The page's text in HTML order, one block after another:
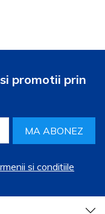
promotii prin
MA ABONEZ
si conditiile